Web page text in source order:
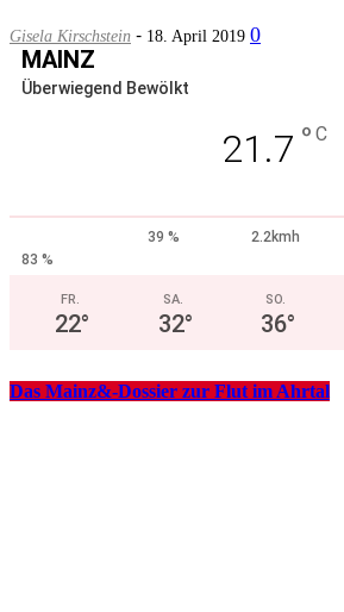
Gisela Kirschstein - 18. April 2019 0
MAINZ
Überwiegend Bewölkt
21.7 ° C
39 %
2.2kmh
83 %
FR.
22°
SA.
32°
SO.
36°
Das Mainz&-Dossier zur Flut im Ahrtal